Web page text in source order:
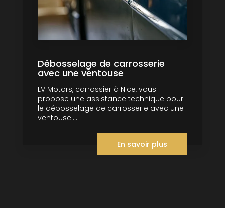
Débosselage de carrosserie
avec une ventouse
LV Motors, carrossier à Nice, vous
propose une assistance technique pour
le débosselage de carrosserie avec une
ventouse....
En savoir plus